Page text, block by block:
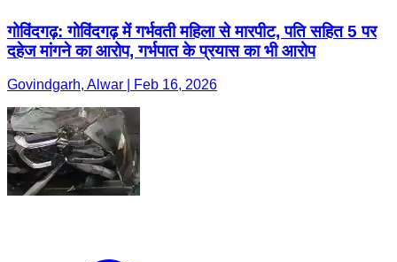
गोविंदगढ़: गोविंदगढ़ में गर्भवती महिला से मारपीट, पति सहित 5 पर
दहेज मांगने का आरोप, गर्भपात के प्रयास का भी आरोप
Govindgarh, Alwar | Feb 16, 2026